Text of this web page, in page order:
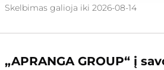
Skelbimas galioja iki 2026-08-14
„APRANGA GROUP“ į